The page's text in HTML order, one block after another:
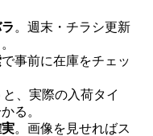
。週末・チラシ更新
で事前に在庫をチェッ
、実際の入荷タイ
る。
。画像を見せればス